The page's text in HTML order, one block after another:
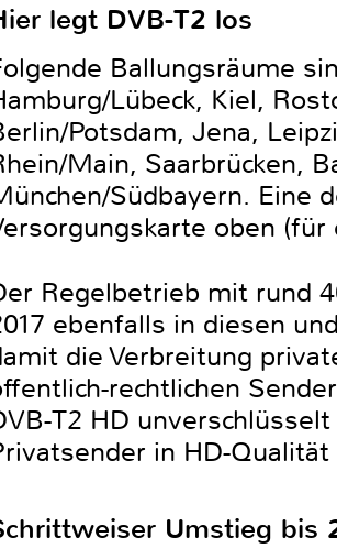
legt DVB-T2 los
Ballungsräume
Lübeck, Kiel,
Potsdam, Jena,
Main, Saarbrücken,
Südbayern. Eine
oben
Regelbetrieb mit rund
ebenfalls in diesen
die Verbreitung
rechtlichen
T2 HD
in HD-
Umstieg bis